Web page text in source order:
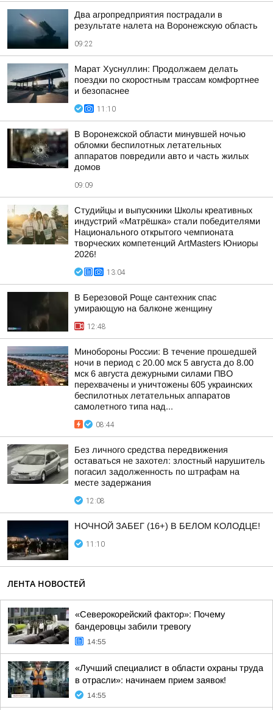
Два агропредприятия пострадали в
результате налета на Воронежскую область
09:22
Марат Хуснуллин: Продолжаем делать
поездки по скоростным трассам комфортнее
и безопаснее
11:10
В Воронежской области минувшей ночью
обломки беспилотных летательных
аппаратов повредили авто и часть жилых
домов
09:09
Студийцы и выпускники Школы креативных
индустрий «Матрёшка» стали победителями
Национального открытого чемпионата
творческих компетенций ArtMasters Юниоры
2026!
13:04
В Березовой Роще сантехник спас
умирающую на балконе женщину
12:48
Минобороны России: В течение прошедшей
ночи в период с 20.00 мск 5 августа до 8.00
мск 6 августа дежурными силами ПВО
перехвачены и уничтожены 605 украинских
беспилотных летательных аппаратов
самолетного типа над...
08:44
Без личного средства передвижения
оставаться не захотел: злостный нарушитель
погасил задолженность по штрафам на
месте задержания
12:08
НОЧНОЙ ЗАБЕГ (16+) В БЕЛОМ КОЛОДЦЕ!
11:10
ЛЕНТА НОВОСТЕЙ
«Северокорейский фактор»: Почему
бандеровцы забили тревогу
14:55
«Лучший специалист в области охраны труда
в отрасли»: начинаем прием заявок!
14:55